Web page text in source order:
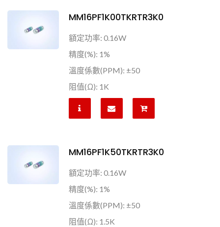
MM16PF1K00TKRTR3K0
額定功率: 0.16W
精度(%): 1%
溫度係數(PPM): ±50
阻值(Ω): 1K
MM16PF1K50TKRTR3K0
額定功率: 0.16W
精度(%): 1%
溫度係數(PPM): ±50
阻值(Ω): 1.5K